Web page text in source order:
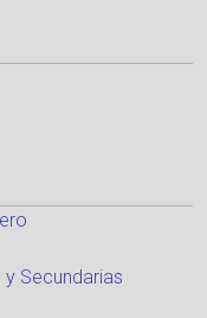
Secundarias